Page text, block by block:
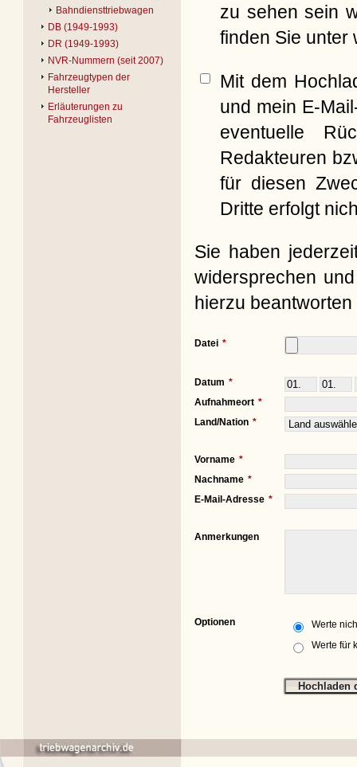
Bahndiensttriebwagen
DB (1949-1993)
DR (1949-1993)
NVR-Nummern (seit 2007)
Fahrzeugtypen der
Hersteller
Erläuterungen zu
Fahrzeuglisten
zu sehen sein
finden Sie unter
Mit dem
und mein E-
eventuelle
Redakteuren
für diesen
Dritte erfolgt
Sie haben
widersprechen
hierzu
Datei
Datum
Aufnahmeort
Land/Nation
Vorname
Nachname
E-Mail-Adresse
Anmerkungen
Optionen
Werte
Werte für